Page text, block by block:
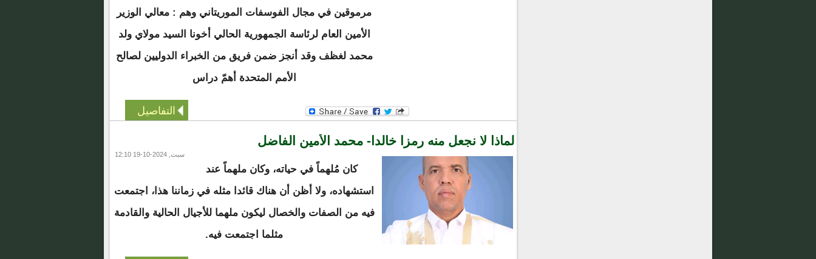
مرموقين في مجال الفوسفات الموريتاني وهم : معالي الوزير
الأمين العام لرئاسة الجمهورية الحالي أخونا السيد مولاي ولد
محمد لغظف وقد أنجز ضمن فريق من الخبراء الدوليين لصالح
الأمم المتحدة أهمّ دراس
التفاصيل
لماذا لا نجعل منه رمزا خالدا- محمد الأمين الفاضل
سبت, 2024-10-19 12:10
كان مُلهماً في حياته، وكان ملهماً عند
استشهاده، ولا أظن أن هناك قائدا مثله في زماننا هذا، اجتمعت
فيه من الصفات والخصال ليكون ملهما للأجيال الحالية والقادمة
مثلما اجتمعت فيه.